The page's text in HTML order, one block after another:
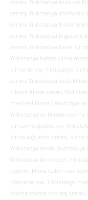
servisi, Yıldıztabya mitsuco
servisi, Yıldıztabya diomond
servisi, Yıldıztabya Rubenis
servisi, Yıldıztabya frigidaire
servisi, Yıldıztabya funai
Yıldıztabya hassas klima
klima servisi, Yıldıztabya
servisi, Yıldıztabya stulz
clivent klima servisi,
merkezi klima bakım
Yıldıztabya ev kliması sökme
klimam soğutmuyor
klima soğutma servisi, klima
Yıldıztabya servis,
Yıldıztabya klimacılar,
bakımı, klima bakım
bakım servisi, Yıldıztabya
sökme takma montaj servisi,